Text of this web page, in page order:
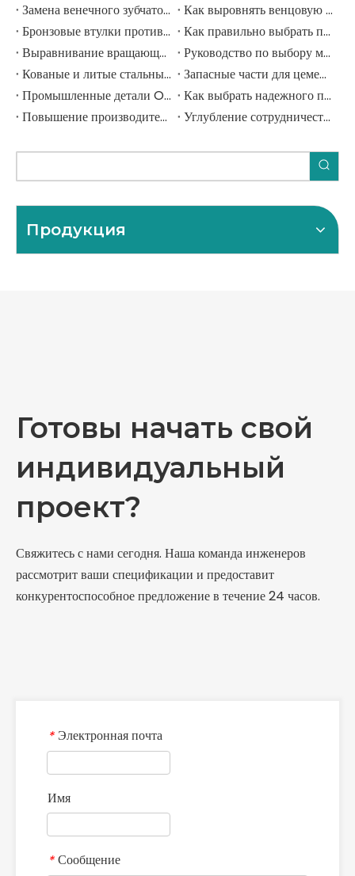
Замена венечного зубчатого колеса: когда заменять, как планировать останов и что указывать
Как выровнять венцовую шестерню и шестерню на шаровой мельнице: пошаговое техническое руководство
Бронзовые втулки против подшипников качения: руководство по выбору инженера тяжелой промышленности
Как правильно выбрать производителя промышленного оборудования: руководство по закупкам в сфере B2B
Выравнивание вращающейся печи: полное руководство по измерению горячей печи, регулировке цапфы и проверке критически важных компонентов
Руководство по выбору материала червячной передачи: бронзовые и чугунные червячные колеса для тяжелых промышленных коробок передач
Кованые и литые стальные валы для дробилок: как выбрать правильный производственный процесс для вашего применения
Запасные части для цементного завода: полное руководство по выбору поставщиков для вращающихся печей, шаровых мельниц и дробилок
Промышленные детали OEM и ODM: какая модель поставок подходит для вашей деятельности и как правильно получить ее из Китая
Как выбрать надежного производителя венцового колеса: полное руководство для покупателя вращающихся печей и шаровых мельниц
Повышение производительности, установление долгосрочных партнерских отношений. Углубление сотрудничества с лидером испанской промышленности.
Углубление сотрудничества и повышение качества с испанским промышленным лидером
Продукция
Готовы начать свой
индивидуальный
проект?
Свяжитесь с нами сегодня. Наша команда инженеров
рассмотрит ваши спецификации и предоставит
конкурентоспособное предложение в течение 24 часов.
* Электронная почта
Имя
* Сообщение